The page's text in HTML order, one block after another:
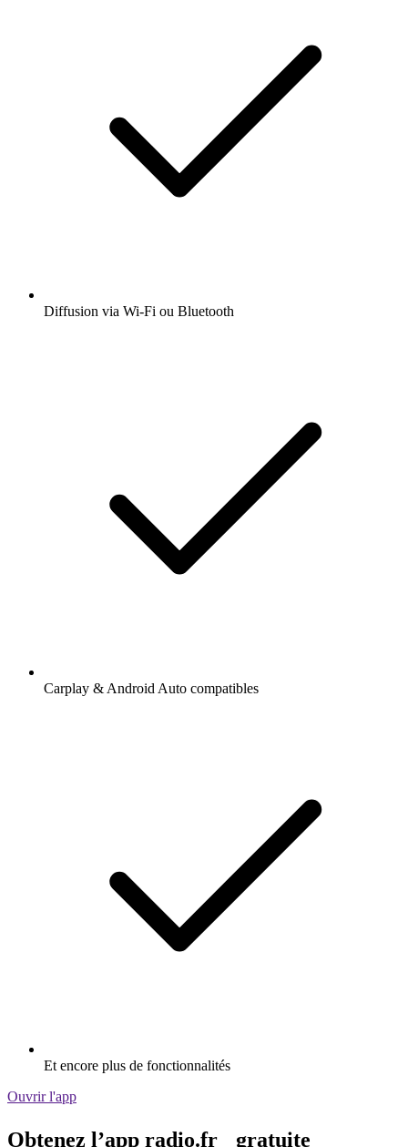
Diffusion via Wi-Fi ou Bluetooth
Carplay & Android Auto compatibles
Et encore plus de fonctionnalités
Ouvrir l'app
Obtenez l’app radio.fr gratuite